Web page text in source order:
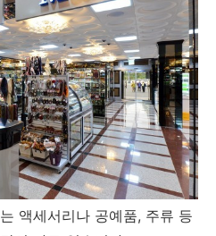
액세서리나 공예품, 주류 등